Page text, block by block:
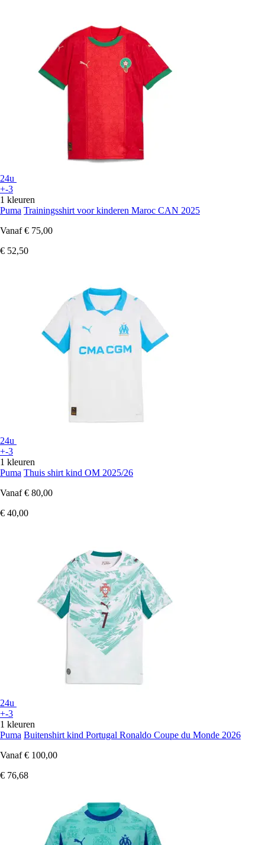
24u
+-3
1 kleuren
Puma Trainingsshirt voor kinderen Maroc CAN 2025
Vanaf € 75,00
€ 52,50
24u
+-3
1 kleuren
Puma Thuis shirt kind OM 2025/26
Vanaf € 80,00
€ 40,00
24u
+-3
1 kleuren
Puma Buitenshirt kind Portugal Ronaldo Coupe du Monde 2026
Vanaf € 100,00
€ 76,68